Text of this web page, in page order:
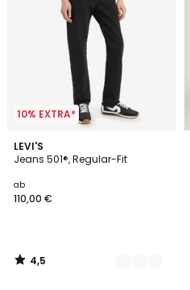
10% EXTRA*
LEVI'S
Jeans 501®, Regular-Fit
ab
110,00 €
4,5
/ 5
12
Farben
4,5
/